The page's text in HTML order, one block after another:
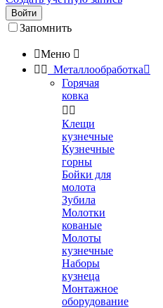
Войти
Запомнить
Меню 
  Металлообработка
Горячая
ковка
 
Клещи
кузнечные
Кузнечные
горны
Бойки для
молота
Зубила
Молотки
кованые
Молоты
кузнечные
Наборы
кузнеца
Монтажное
оборудование